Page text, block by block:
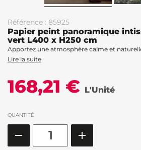
Référence : 85925
Papier peint panoramique
vert L400 x H250 cm
Apportez une atmosphère calme et
Lire la suite
168,21 € L'Unité
QUANTITÉ